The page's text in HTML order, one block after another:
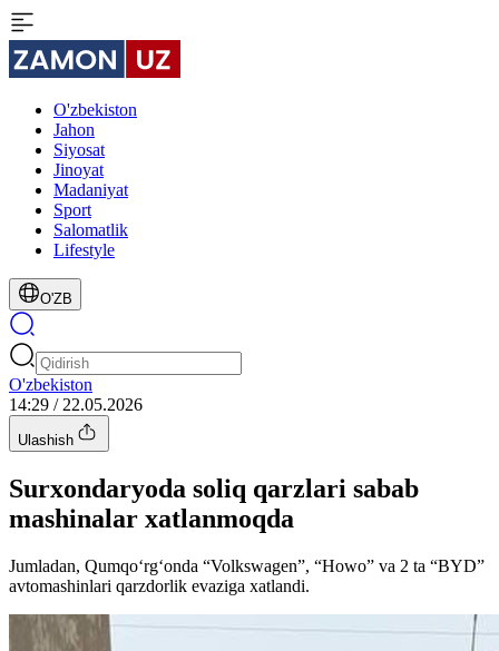
O'zbekiston
Jahon
Siyosat
Jinoyat
Madaniyat
Sport
Salomatlik
Lifestyle
O'ZB
O'zbekiston
14:29 / 22.05.2026
Ulashish
Surxondaryoda soliq qarzlari sabab
mashinalar xatlanmoqda
Jumladan, Qumqo‘rg‘onda “Volkswagen”, “Howo” va 2 ta “BYD”
avtomashinlari qarzdorlik evaziga xatlandi.